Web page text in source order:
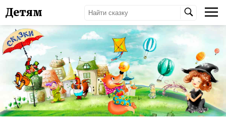
Детям